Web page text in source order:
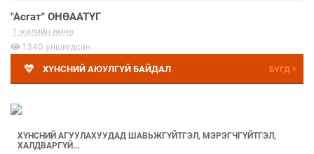
"Асгат" ОНӨААТҮГ
1 жилийн өмнө
1340 уншигдсан
ХҮНСНИЙ АЮУЛГҮЙ БАЙДАЛ БҮГД
ХҮНСНИЙ АГУУЛАХУУДАД ШАВЬЖГҮЙТГЭЛ, МЭРЭГЧГҮЙТГЭЛ,
ХАЛДВАРГҮЙ...